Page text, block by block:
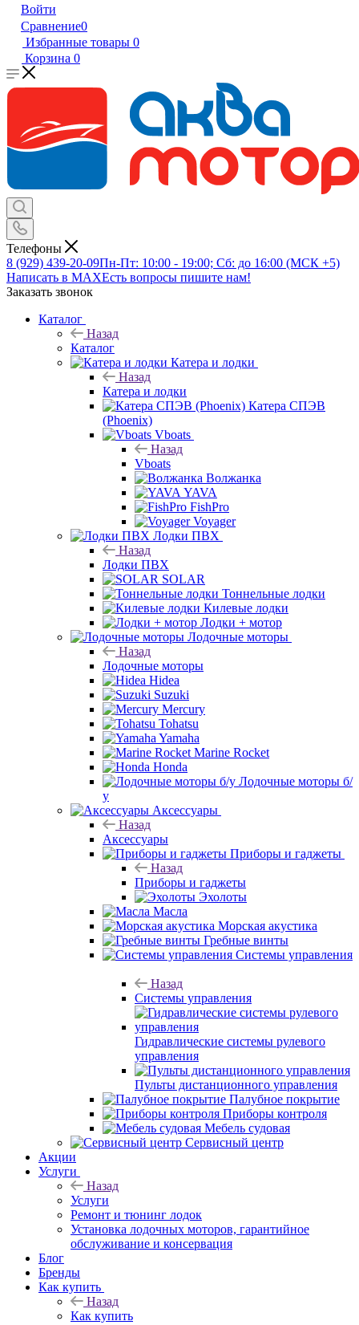
Войти
Сравнение0
Избранные товары 0
Корзина 0
Телефоны
8 (929) 439-20-09Пн-Пт: 10:00 - 19:00; Сб: до 16:00 (МСК +5)
Написать в MAXЕсть вопросы пишите нам!
Заказать звонок
Каталог
Назад
Каталог
Катера и лодки
Назад
Катера и лодки
Катера СПЭВ
(Phoenix)
Vboats
Назад
Vboats
Волжанка
YAVA
FishPro
Voyager
Лодки ПВХ
Назад
Лодки ПВХ
SOLAR
Тоннельные лодки
Килевые лодки
Лодки + мотор
Лодочные моторы
Назад
Лодочные моторы
Hidea
Suzuki
Mercury
Tohatsu
Yamaha
Marine Rocket
Honda
Лодочные моторы б/
у
Аксессуары
Назад
Аксессуары
Приборы и гаджеты
Назад
Приборы и гаджеты
Эхолоты
Масла
Морская акустика
Гребные винты
Системы управления
Назад
Системы управления
Гидравлические системы рулевого
управления
Пульты дистанционного управления
Палубное покрытие
Приборы контроля
Мебель судовая
Сервисный центр
Акции
Услуги
Назад
Услуги
Ремонт и тюнинг лодок
Установка лодочных моторов, гарантийное
обслуживание и консервация
Блог
Бренды
Как купить
Назад
Как купить